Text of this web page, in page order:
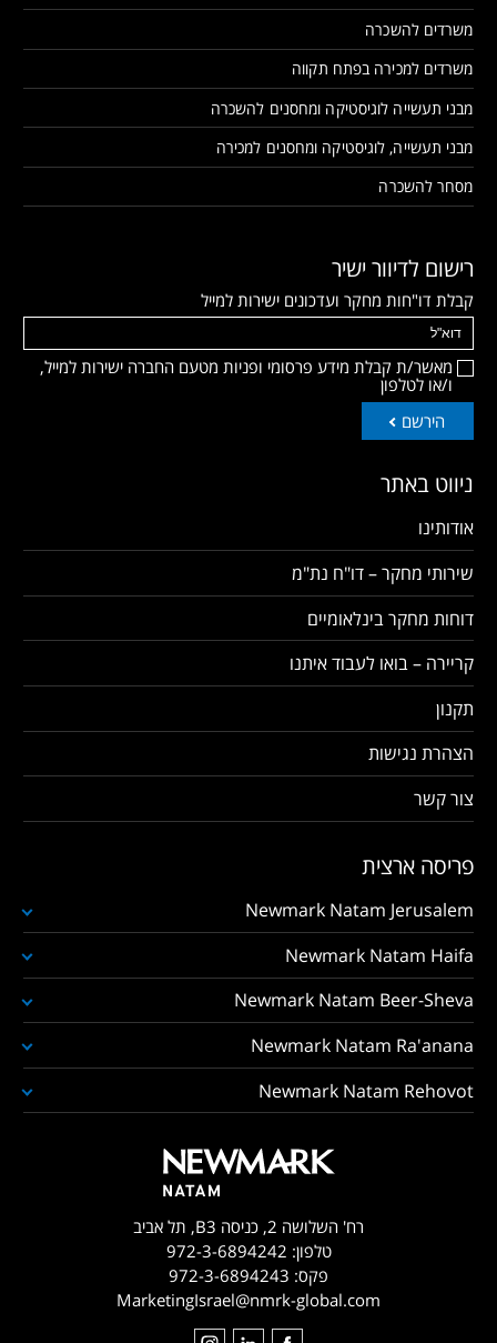
משרדים להשכרה
משרדים למכירה בפתח תקווה
מבני תעשייה לוגיסטיקה ומחסנים להשכרה
מבני תעשייה, לוגיסטיקה ומחסנים למכירה
מסחר להשכרה
רישום לדיוור ישיר
קבלת דו"חות מחקר ועדכונים ישירות למייל
מאשר/ת קבלת מידע פרסומי ופניות מטעם החברה ישירות למייל,
ו/או לטלפון
הירשם
ניווט באתר
אודותינו
שירותי מחקר – דו"ח נת"מ
דוחות מחקר בינלאומיים
קריירה – בואו לעבוד איתנו
תקנון
הצהרת נגישות
צור קשר
פריסה ארצית
Newmark Natam Jerusalem
Newmark Natam Haifa
Newmark Natam Beer-Sheva
Newmark Natam Ra'anana
Newmark Natam Rehovot
רח' השלושה 2, כניסה B3, תל אביב
טלפון: 972-3-6894242
פקס: 972-3-6894243
MarketingIsrael@nmrk-global.com